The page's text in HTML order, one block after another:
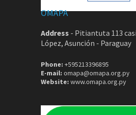
OMAPA
Address - Pitiantuta 113
López, Asunción - Paraguay
Phone: +595213396895
E-mail: omapa@omapa.org.py
Website: www.omapa.org.py